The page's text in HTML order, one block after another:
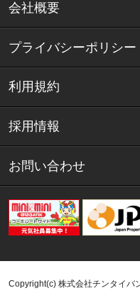
会社概要
プライバシーポリシー
利用規約
採用情報
お問い合わせ
Copyright(c) 株式会社チンタイバ